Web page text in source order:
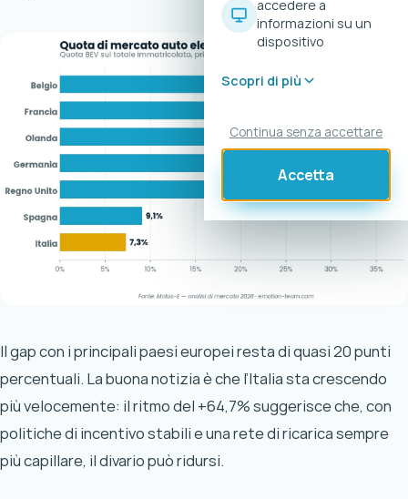
Il gap con i principali paesi europei resta di quasi 20 punti
percentuali. La buona notizia è che l’Italia sta crescendo
più velocemente: il ritmo del +64,7% suggerisce che, con
politiche di incentivo stabili e una rete di ricarica sempre
più capillare, il divario può ridursi.
accedere a
informazioni su un
dispositivo
Scopri di più
Continua senza accettare
Accetta